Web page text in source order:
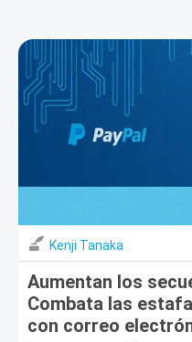
Kenji Tanaka
Aumentan los
Combata las
con correo